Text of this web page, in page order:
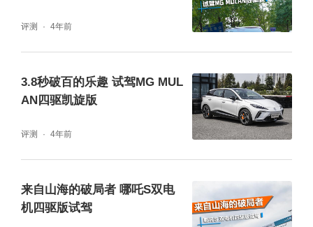
如果不是身处北上广这样的特大城市，215km
评测 4年前
3.8秒破百的乐趣 试驾MG MUL
AN四驱凯旋版
评测 4年前
来自山海的破局者 哪吒S双电
机四驱版试驾